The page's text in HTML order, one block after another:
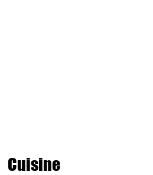
Cuisine